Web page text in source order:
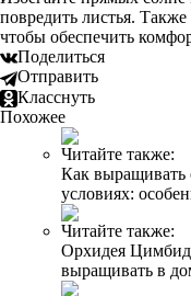
повредить листья.
чтобы обеспечить
Поделиться
Отправить
Класснуть
Похожее
Читайте также:
Как
условиях:
Читайте также:
Орхидея
выращивать в